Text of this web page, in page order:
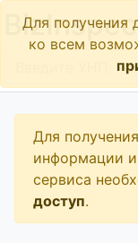
Для получения
ко всем
Для
информации
сервиса
доступ.